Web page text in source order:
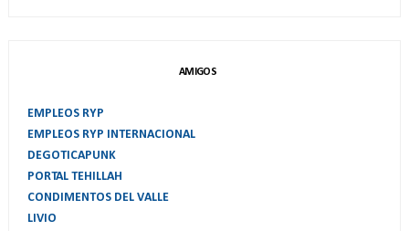
AMIGOS
EMPLEOS RYP
EMPLEOS RYP INTERNACIONAL
DEGOTICAPUNK
PORTAL TEHILLAH
CONDIMENTOS DEL VALLE
LIVIO